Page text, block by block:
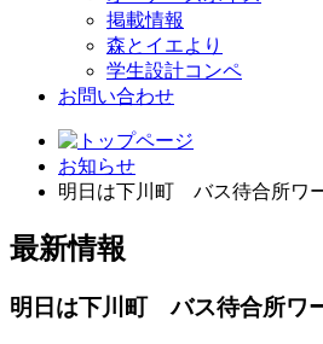
掲載情報
森とイエより
学生設計コンペ
お問い合わせ
お知らせ
明日は下川町 バス待合所ワ
最新情報
明日は下川町 バス待合所ワ